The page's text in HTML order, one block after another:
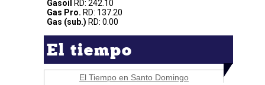
Gasoil
RD: 242.10
Gas Pro. RD: 137.20
Gas (sub.) RD: 0.00
El tiempo
El Tiempo en Santo Domingo